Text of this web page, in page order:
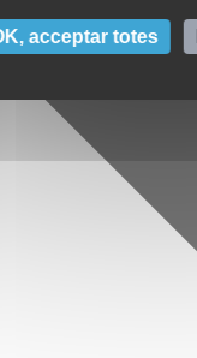
acceptar totes